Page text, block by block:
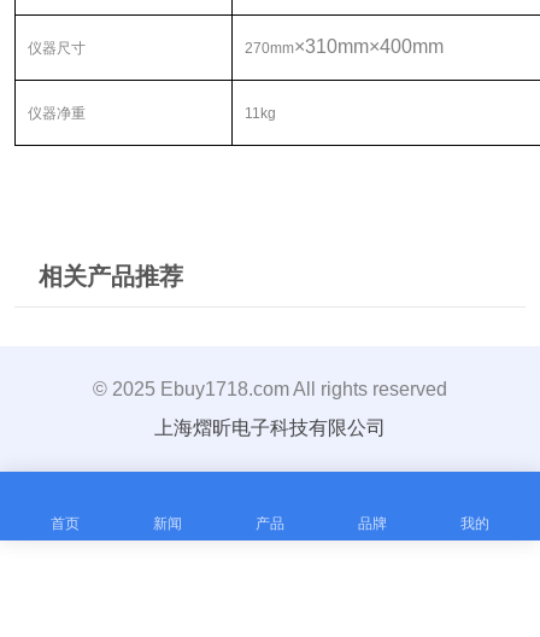
仪器尺寸 270mm×310mm×400mm
仪器净重 11kg
相关产品推荐